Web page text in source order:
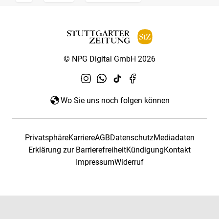
© NPG Digital GmbH 2026
Wo Sie uns noch folgen können
PrivatsphäreKarriereAGBDatenschutzMediadaten
Erklärung zur BarrierefreiheitKündigungKontakt
ImpressumWiderruf